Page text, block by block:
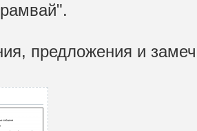
предложения и